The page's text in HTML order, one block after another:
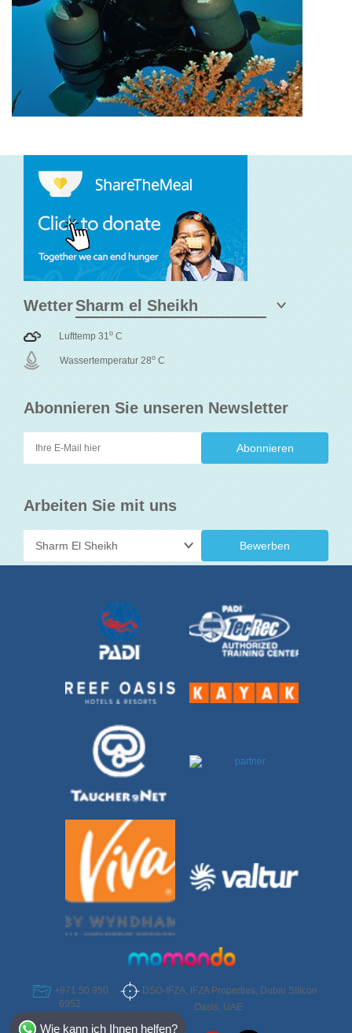
Abonnieren Sie unseren Newsletter
Arbeiten Sie mit uns
Bewerben
Wetter
Lufttemp 31 o C
Wassertemperatur 28o C
+971 50 950
6952
DSO-IFZA, IFZA Properties, Dubai Silicon
Oasis, UAE
Wie kann ich Ihnen helfen?
Select Destination